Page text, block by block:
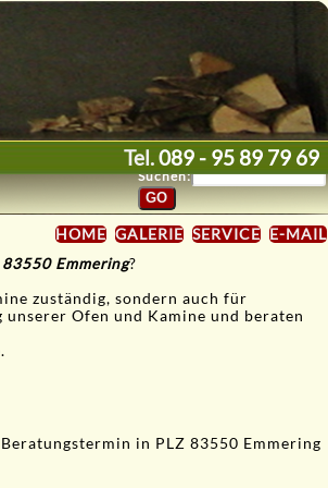
Suchen:
Tel.089 - 95 89 79 69
Emmering?
zuständig, sondern auch für
Ofen und Kamine und beraten
in PLZ 83550 Emmering
HOME GALERIE SERVICE E-MAIL